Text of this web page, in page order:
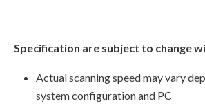
Specification are subject to change
Actual scanning speed may vary
system configuration and PC